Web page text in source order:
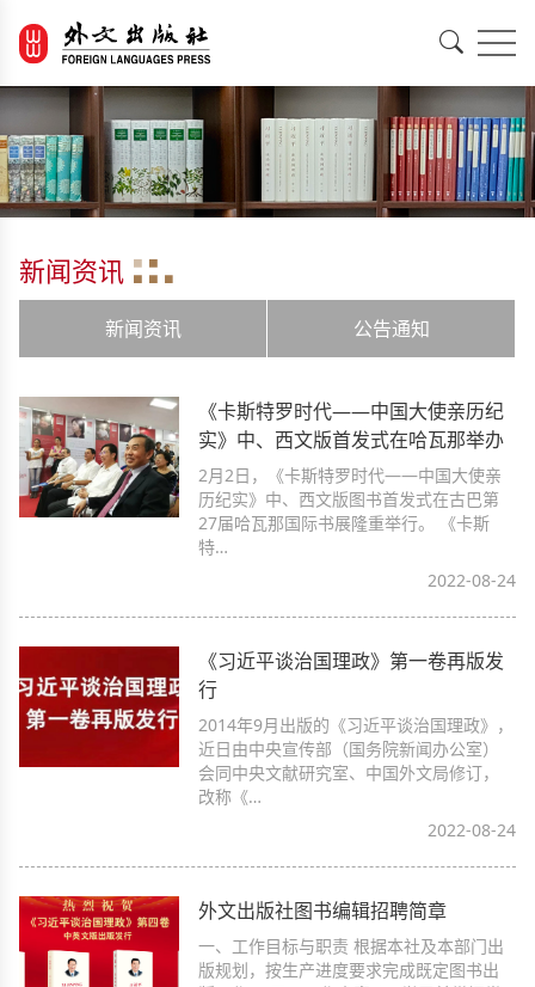
新闻资讯
新闻资讯 公告通知
《卡斯特罗时代——中国大使亲历纪
实》中、西文版首发式在哈瓦那举办
2月2日，《卡斯特罗时代——中国大使亲
历纪实》中、西文版图书首发式在古巴第
27届哈瓦那国际书展隆重举行。 《卡斯
特…
2022-08-24
《习近平谈治国理政》第一卷再版发
行
2014年9月出版的《习近平谈治国理政》，
近日由中央宣传部（国务院新闻办公室）
会同中央文献研究室、中国外文局修订，
改称《…
2022-08-24
外文出版社图书编辑招聘简章
一、工作目标与职责 根据本社及本部门出
版规划，按生产进度要求完成既定图书出